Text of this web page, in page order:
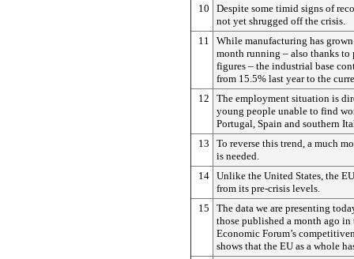
10
Despite some timid signs of
not yet shrugged off the crisis.
11
While manufacturing has
month running – also thanks
figures – the industrial base
from 15.5% last year to the
12
The employment situation is
young people unable to find
Portugal, Spain and southern
13
To reverse this trend, a much
is needed.
14 Unlike the United States, the
from its pre-crisis levels.
15
The data we are presenting
those published a month ago in
Economic Forum’s
shows that the EU as a whole